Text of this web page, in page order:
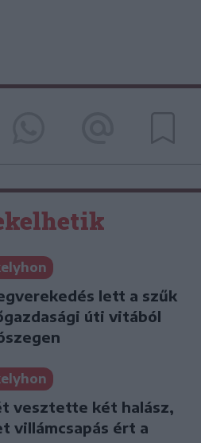
lett a szűk
úti vitából
vesztette két halász,
villámcsapás ért a